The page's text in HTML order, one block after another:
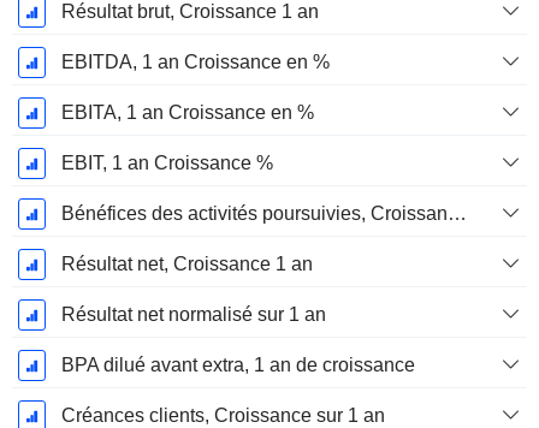
Résultat brut, Croissance 1 an
EBITDA, 1 an Croissance en %
EBITA, 1 an Croissance en %
EBIT, 1 an Croissance %
Bénéfices des activités poursuivies, Croissance 1 an
Résultat net, Croissance 1 an
Résultat net normalisé sur 1 an
BPA dilué avant extra, 1 an de croissance
Créances clients, Croissance sur 1 an